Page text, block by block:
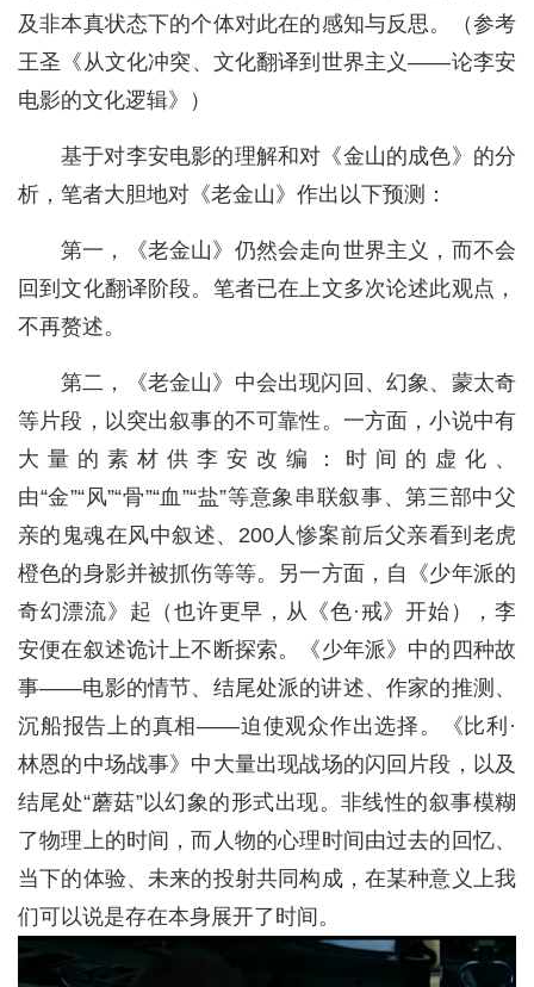
及非本真状态下的个体对此在的感知与反思。（参考
王圣《从文化冲突、文化翻译到世界主义——论李安
电影的文化逻辑》）
基于对李安电影的理解和对《金山的成色》的分
析，笔者大胆地对《老金山》作出以下预测：
第一，《老金山》仍然会走向世界主义，而不会
回到文化翻译阶段。笔者已在上文多次论述此观点，
不再赘述。
第二，《老金山》中会出现闪回、幻象、蒙太奇
等片段，以突出叙事的不可靠性。一方面，小说中有
大量的素材供李安改编：时间的虚化、
由“金”“风”“骨”“血”“盐”等意象串联叙事、第三部中父
亲的鬼魂在风中叙述、200人惨案前后父亲看到老虎
橙色的身影并被抓伤等等。另一方面，自《少年派的
奇幻漂流》起（也许更早，从《色·戒》开始），李
安便在叙述诡计上不断探索。《少年派》中的四种故
事——电影的情节、结尾处派的讲述、作家的推测、
沉船报告上的真相——迫使观众作出选择。《比利·
林恩的中场战事》中大量出现战场的闪回片段，以及
结尾处“蘑菇”以幻象的形式出现。非线性的叙事模糊
了物理上的时间，而人物的心理时间由过去的回忆、
当下的体验、未来的投射共同构成，在某种意义上我
们可以说是存在本身展开了时间。